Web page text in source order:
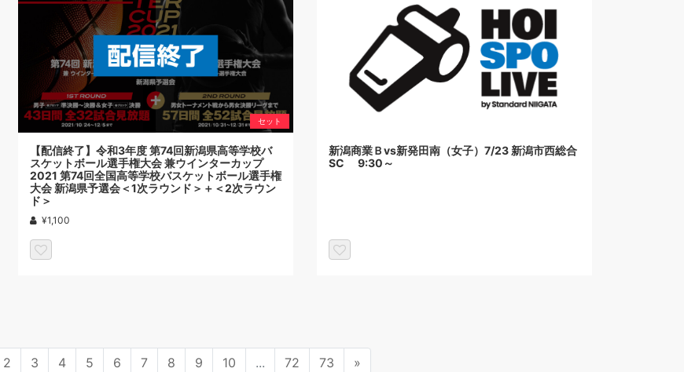
セット
【配信終了】令和3年度 第74回新潟県高等学校バ
スケットボール選手権大会 兼ウインターカップ
2021 第74回全国高等学校バスケットボール選手権
大会 新潟県予選会＜1次ラウンド＞＋＜2次ラウン
ド＞
¥1,100
新潟商業Ｂvs新発田南（女子）7/23 新潟市西総合
SC 9:30～
2 3 4 5 6 7 8 9 10 ... 72 73 »